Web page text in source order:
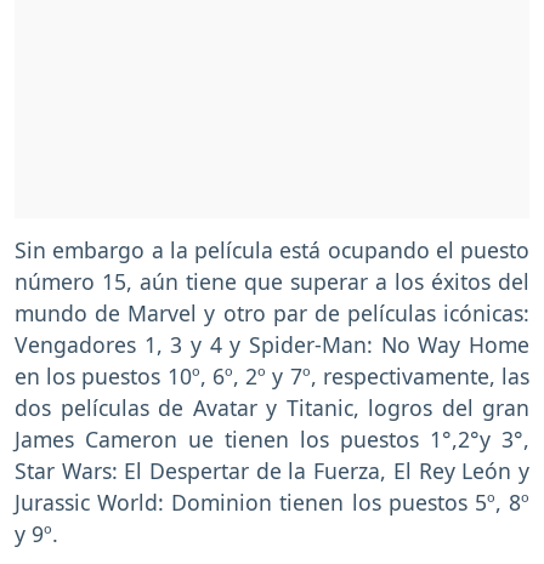
Sin embargo a la película está ocupando el puesto
número 15, aún tiene que superar a los éxitos del
mundo de Marvel y otro par de películas icónicas:
Vengadores 1, 3 y 4 y Spider-Man: No Way Home
en los puestos 10º, 6º, 2º y 7º, respectivamente, las
dos películas de Avatar y Titanic, logros del gran
James Cameron ue tienen los puestos 1°,2°y 3°,
Star Wars: El Despertar de la Fuerza, El Rey León y
Jurassic World: Dominion tienen los puestos 5º, 8º
y 9º.